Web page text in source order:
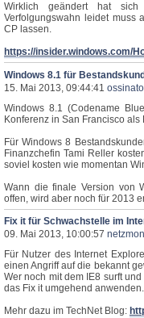
Wirklich geändert hat
Verfolgungswahn leidet muss
CP lassen.
https://insider.windows.com/
Windows 8.1 für
15. Mai 2013, 09:44:41
Windows 8.1 (Codename
Konferenz in San Francisco als
Für Windows 8
Finanzchefin Tami Reller
soviel kosten wie momentan
Wann die finale Version von
offen, wird aber noch für 2013
Fix it für Schwachstelle im
09. Mai 2013, 10:00:57
Für Nutzer des Internet
einen Angriff auf die bekannt
Wer noch mit dem IE8 surft
das Fix it umgehend anwenden.
Mehr dazu im TechNet Blog: